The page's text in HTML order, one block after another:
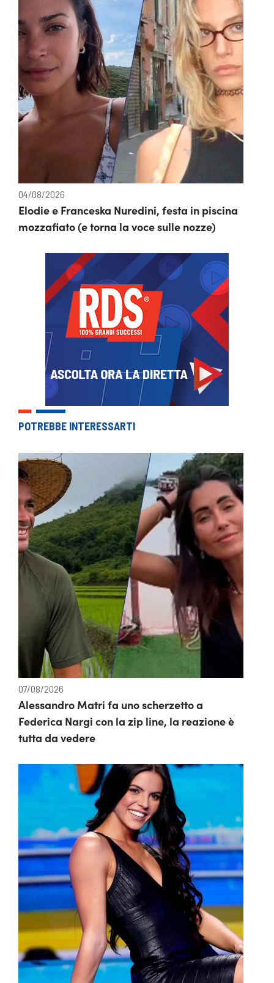
04/08/2026
Elodie e Franceska Nuredini, festa in piscina
mozzafiato (e torna la voce sulle nozze)
POTREBBE INTERESSARTI
07/08/2026
Alessandro Matri fa uno scherzetto a
Federica Nargi con la zip line, la reazione è
tutta da vedere